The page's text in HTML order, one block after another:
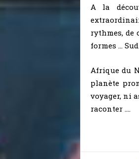
A la
rythmes, de
formes …
Afrique du
planète
voyager, ni
raconter ….